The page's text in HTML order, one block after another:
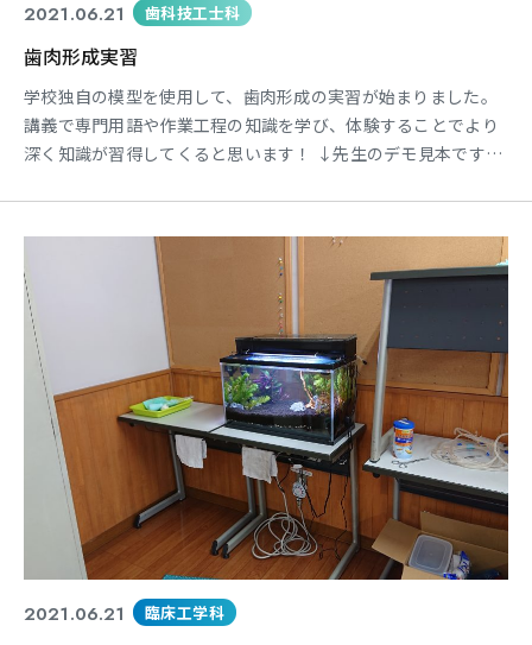
2021.06.21 歯科技工士科
歯肉形成実習
学校独自の模型を使用して、歯肉形成の実習が始まりました。
講義で専門用語や作業工程の知識を学び、体験することでより
深く知識が習得してくると思います！ ↓先生のデモ見本です。
成中です。 ↑手持ちバーナーを使用して最後の仕上げ作業中で
す。当てすぎるとドロッとなったり、手加減をすると融けな
2021.06.21 臨床工学科